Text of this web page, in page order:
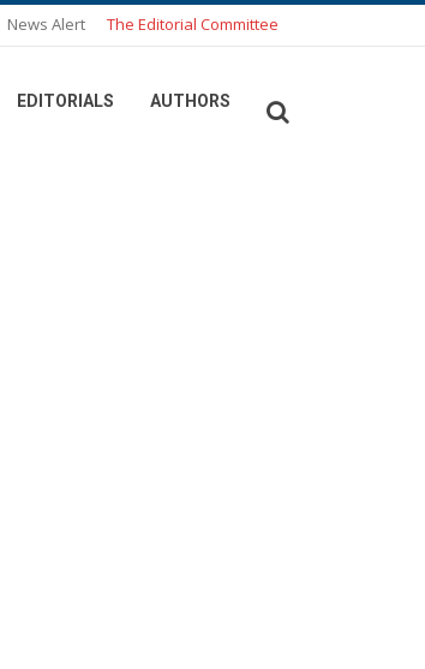
News Alert The Editorial Committee
EDITORIALS AUTHORS